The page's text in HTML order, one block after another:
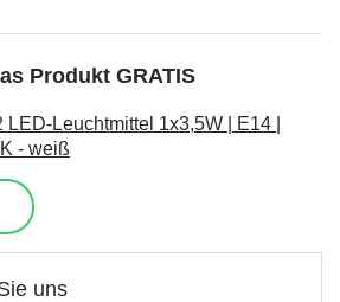
Produkt GRATIS
Leuchtmittel 1x3,5W | E14 |
- weiß
uns